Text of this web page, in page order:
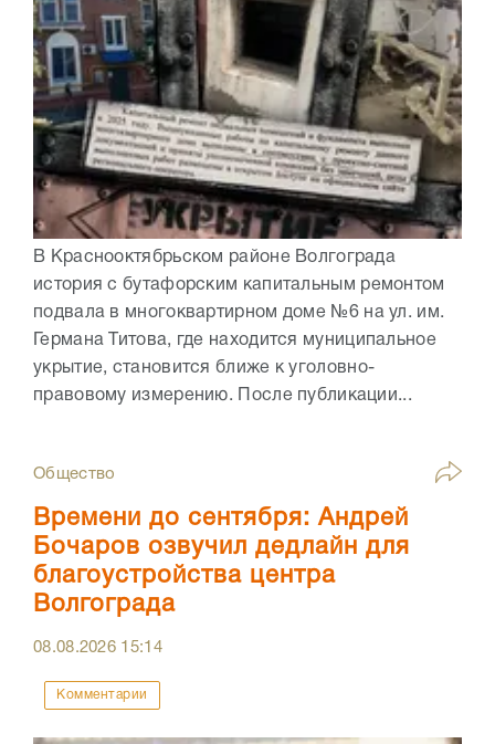
В Краснооктябрьском районе Волгограда
история с бутафорским капитальным ремонтом
подвала в многоквартирном доме №6 на ул. им.
Германа Титова, где находится муниципальное
укрытие, становится ближе к уголовно-
правовому измерению. После публикации...
Общество
Времени до сентября: Андрей
Бочаров озвучил дедлайн для
благоустройства центра
Волгограда
08.08.2026 15:14
Комментарии